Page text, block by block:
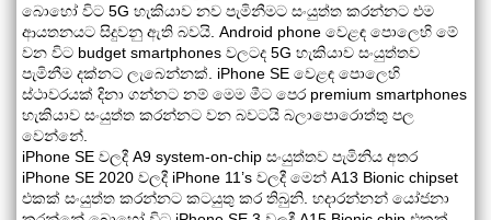
බොහෝ විට 5G හැකියාව නව පැමිනීමට සංයුත්ත කරන්නට එම
ආයතනයට සිදුවනු ඇති බවයි. Android phone වෙළඳ පොලෙහි මේ
වන විට budget smartphones වලටද 5G හැකියාව සංයුත්තව
පැමිනීම දක්නට ලැබෙන්නක්. iPhone SE වෙළඳ පොලෙහි
ස්ථාවරයක් දිනා ගන්නට නම් මෙම මීට පෙර premium smartphones
හැකියාව සංයුත්ත කරන්නට වන බවටයි බලාපොරොත්තු පල
වෙන්නේ.
iPhone SE වලදී A9 system-on-chip සංයුත්තව පැමිනිය අතර
iPhone SE 2020 වලදී iPhone 11’s වලදී මෙන් A13 Bionic chipset
එකක් සංයුත්ත කරන්නට කටයුතු කර තිබුනි. හදාරන්නන් යෝජනා